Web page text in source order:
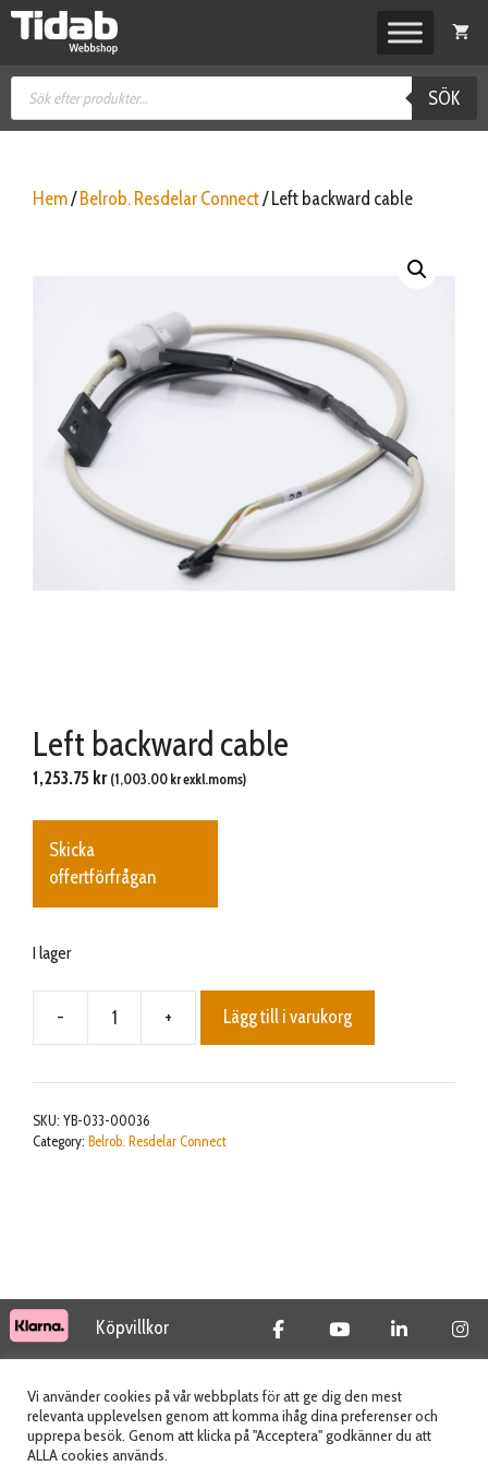
Hoppa
Produktsökning
SÖK
Hem/ Belrob. Resdelar Connect/ Left backward cable
Left backward cable
1,253.75 kr (1,003.00 krexkl.moms)
Skicka
offertförfrågan
I lager
-
cable
+ Lägg till i varukorg
SKU: YB-033-00036
Category: Belrob. Resdelar Connect
Köpvillkor
© 2026 Tidab AB - All Rights Reserved
Vi använder cookies på vår webbplats för att ge dig den mest
relevanta upplevelsen genom att komma ihåg dina preferenser och
upprepa besök. Genom att klicka på "Acceptera" godkänner du att
ALLA cookies används.